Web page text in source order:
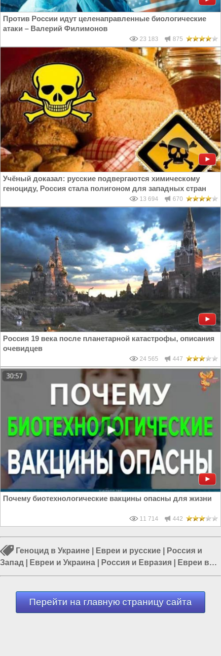
Против России идут целенаправленные биологические
атаки – Валерий Филимонов
23 183 875
Учёный доказал: русские подвергаются химическому
геноциду, Россия стала полигоном для западных стран
13 694 670
Россия 19 века после планетарной катастрофы, описания
очевидцев
24 565 447
Почему биотехнологические вакцины опасны для жизни
11 714 442
Геноцид в Украине Евреи и русские
Россия и
Запад
Евреи и Украина Россия и Евразия
Евреи в
Украине|Еврейская хунта Украины
Перейти на главную страницу сайта